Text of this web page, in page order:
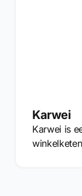
Karwei
Karwei is